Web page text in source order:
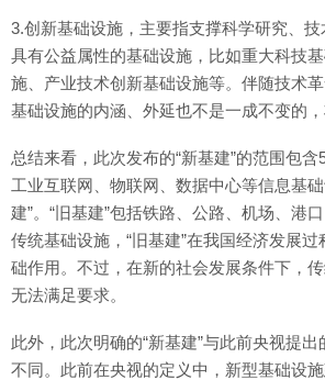
3.创新基础设施，主要指支撑科学研究、
具有公益属性的基础设施，比如重大科技
施、产业技术创新基础设施等。伴随技术
基础设施的内涵、外延也不是一成不变的，
总结来看，此次发布的“新基建”的范围包含
工业互联网、物联网、数据中心等信息基
建”。“旧基建”包括铁路、公路、机场、港
传统基础设施，“旧基建”在我国经济发展
础作用。不过，在新的社会发展条件下，
无法满足要求。
此外，此次明确的“新基建”与此前央视提出
不同。此前在央视的定义中，新型基础设